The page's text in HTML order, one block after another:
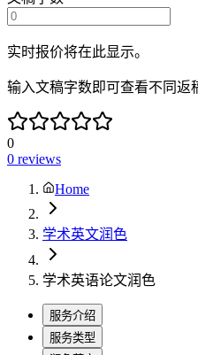
实时报价将在此显示。
输入文稿字数即可查看不同返
0
0 reviews
Home
学术英文润色
学术英语论文润色
服务介绍
服务类型